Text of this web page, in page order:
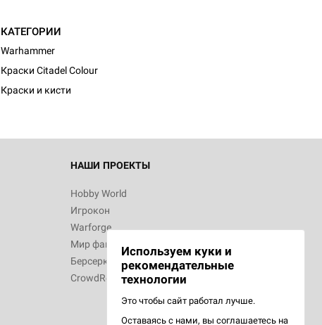
КАТЕГОРИИ
Warhammer
Краски Citadel Colour
Краски и кисти
НАШИ ПРОЕКТЫ
Hobby World
Игрокон
Warforge
Мир фантастики
Берсерк
CrowdRepublic
Используем куки и
рекомендательные
технологии
Это чтобы сайт работал лучше.
Оставаясь с нами, вы соглашаетесь на